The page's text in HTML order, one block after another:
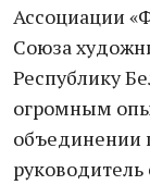
Ассоциации
Союза
Республику
огромным
объединении
руководитель